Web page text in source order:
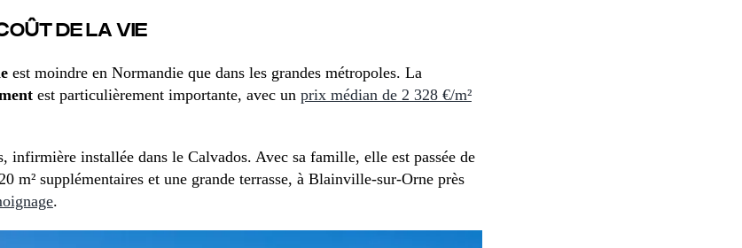
DE LA VIE
est moindre en Normandie que dans les grandes métropoles. La
est particulièrement importante, avec un prix médian de 2 328 €/m²
infirmière installée dans le Calvados. Avec sa famille, elle est passée de
m² supplémentaires et une grande terrasse, à Blainville-sur-Orne près
.